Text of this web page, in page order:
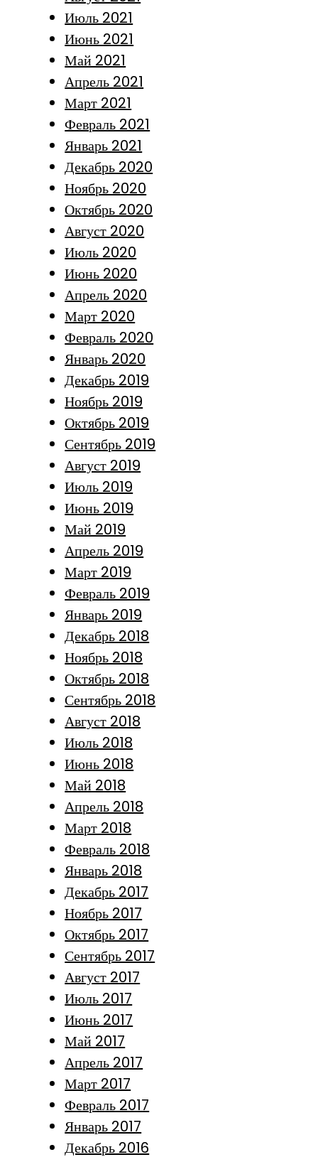
Июль 2021
Июнь 2021
Май 2021
Апрель 2021
Март 2021
Февраль 2021
Январь 2021
Декабрь 2020
Ноябрь 2020
Октябрь 2020
Август 2020
Июль 2020
Июнь 2020
Апрель 2020
Март 2020
Февраль 2020
Январь 2020
Декабрь 2019
Ноябрь 2019
Октябрь 2019
Сентябрь 2019
Август 2019
Июль 2019
Июнь 2019
Май 2019
Апрель 2019
Март 2019
Февраль 2019
Январь 2019
Декабрь 2018
Ноябрь 2018
Октябрь 2018
Сентябрь 2018
Август 2018
Июль 2018
Июнь 2018
Май 2018
Апрель 2018
Март 2018
Февраль 2018
Январь 2018
Декабрь 2017
Ноябрь 2017
Октябрь 2017
Сентябрь 2017
Август 2017
Июль 2017
Июнь 2017
Май 2017
Апрель 2017
Март 2017
Февраль 2017
Январь 2017
Декабрь 2016